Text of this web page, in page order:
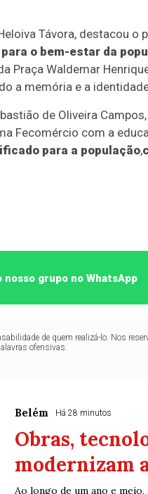
Távora, destacou
o bem-estar da
Praça Waldemar
a memória e a
de Oliveira
Fecomércio com a
para a população,
grupo no WhatsApp
de quem realizá-lo. Nos
ofensivas.
Belém Há 28 minutos
Obras,
modernizam
Ao longo de um ano e